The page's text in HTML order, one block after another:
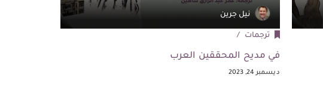
نيل جرين
ترجمات
في مديح المحققين العرب
ديسمبر 24, 2023